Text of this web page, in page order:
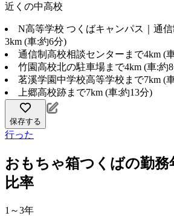
近くの中高校
N高等学校 つくばキャンパス｜通
3km (車:約6分)
通信制高校相談センターまで4km (
竹園高校北の駐車場まで4km (車:約
茗溪学園中学校高等学校まで7km (
上郷高校跡まで7km (車:約13分)
保存する
行った
おもちゃ箱つくばの勤務
比率
1～3年